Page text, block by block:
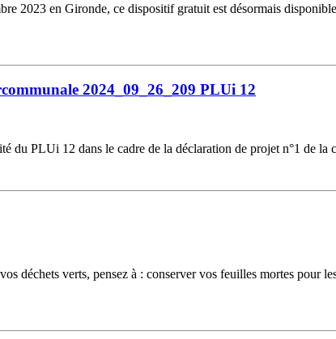
2023 en Gironde, ce dispositif gratuit est désormais
2024_09_26_209 PLUi 12
du PLUi 12 dans le cadre de la déclaration de projet n°1 de la
déchets verts, pensez à : conserver vos feuilles mortes